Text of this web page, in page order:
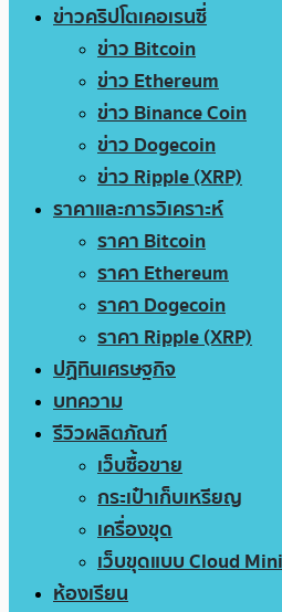
ข่าวคริปโตเคอเรนซี่
ข่าว Bitcoin
ข่าว Ethereum
ข่าว Binance Coin
ข่าว Dogecoin
ข่าว Ripple (XRP)
ราคาและการวิเคราะห์
ราคา Bitcoin
ราคา Ethereum
ราคา Dogecoin
ราคา Ripple (XRP)
ปฏิทินเศรษฐกิจ
บทความ
รีวิวผลิตภัณฑ์
เว็บซื้อขาย
กระเป๋าเก็บเหรียญ
เครื่องขุด
เว็บขุดแบบ Cloud
ห้องเรียน